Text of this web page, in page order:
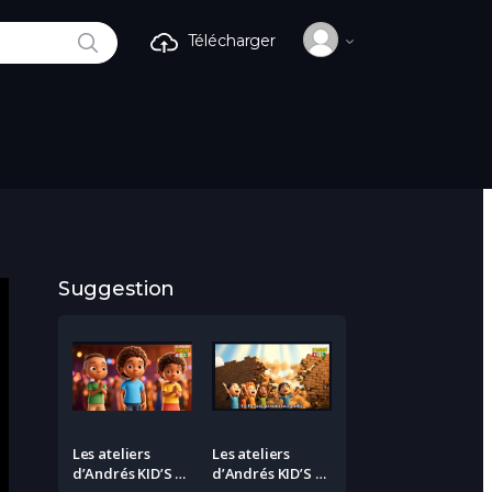
RECHERCHETélécharger
Suggestion
Les ateliers
d’Andrés KID’S –
Les ateliers
d’Andrés KID’S –